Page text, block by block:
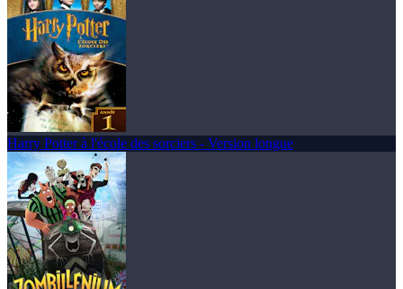
Harry Potter à l'école des sorciers - Version longue